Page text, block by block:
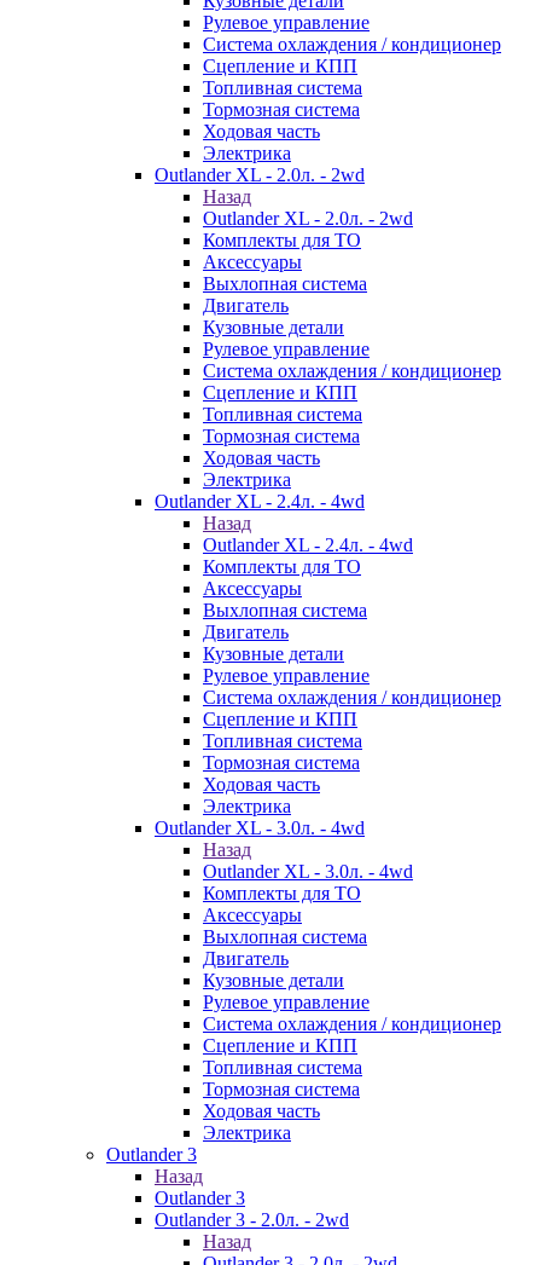
Рулевое управление
Система охлаждения / кондиционер
Сцепление и КПП
Топливная система
Тормозная система
Ходовая часть
Электрика
Outlander XL - 2.0л. - 2wd
Назад
Outlander XL - 2.0л. - 2wd
Комплекты для ТО
Аксессуары
Выхлопная система
Двигатель
Кузовные детали
Рулевое управление
Система охлаждения / кондиционер
Сцепление и КПП
Топливная система
Тормозная система
Ходовая часть
Электрика
Outlander XL - 2.4л. - 4wd
Назад
Outlander XL - 2.4л. - 4wd
Комплекты для ТО
Аксессуары
Выхлопная система
Двигатель
Кузовные детали
Рулевое управление
Система охлаждения / кондиционер
Сцепление и КПП
Топливная система
Тормозная система
Ходовая часть
Электрика
Outlander XL - 3.0л. - 4wd
Назад
Outlander XL - 3.0л. - 4wd
Комплекты для ТО
Аксессуары
Выхлопная система
Двигатель
Кузовные детали
Рулевое управление
Система охлаждения / кондиционер
Сцепление и КПП
Топливная система
Тормозная система
Ходовая часть
Электрика
Outlander 3
Назад
Outlander 3
Outlander 3 - 2.0л. - 2wd
Назад